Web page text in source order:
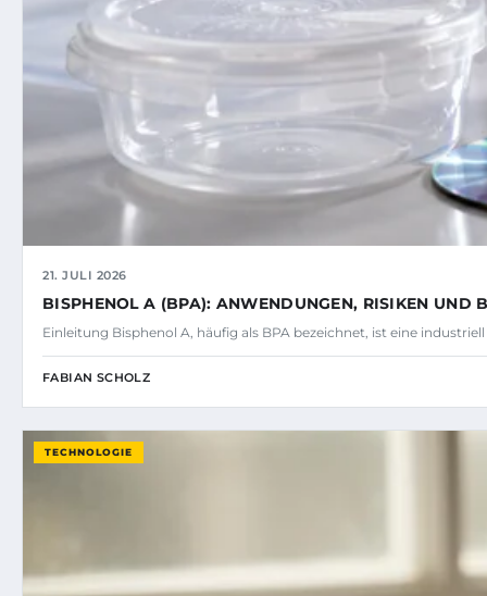
21. JULI 2026
BISPHENOL A (BPA): ANWENDUNGEN, RISIKEN UND
Einleitung Bisphenol A, häufig als BPA bezeichnet, ist eine
FABIAN SCHOLZ
TECHNOLOGIE